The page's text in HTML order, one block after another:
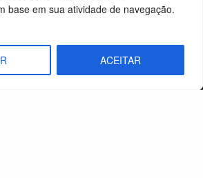
base em sua atividade de navegação.
ACEITAR